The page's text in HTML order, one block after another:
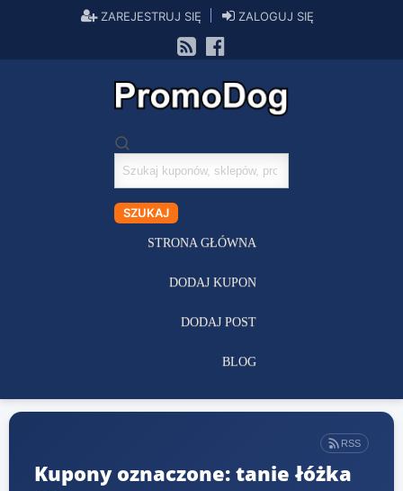
ZAREJESTRUJ SIĘ ZALOGUJ SIĘ
Szukaj
kuponów
SZUKAJ
STRONA GŁÓWNA
DODAJ KUPON
DODAJ POST
BLOG
RSS
Kupony oznaczone: tanie łóżka